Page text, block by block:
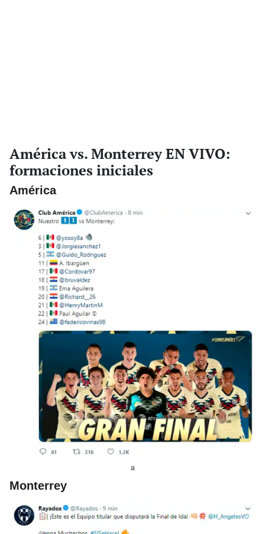
América vs. Monterrey EN VIVO:
formaciones iniciales
América
a
Monterrey